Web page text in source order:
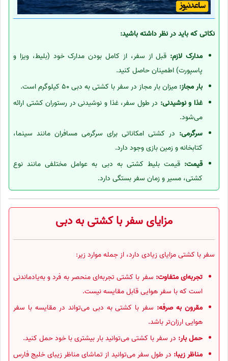
نکاتی که باید در نظر داشته باشید:
مدارک لازم: قبل از سفر، از کامل بودن مدارک خود (بلیط، ویزا و
پاسپورت) اطمینان حاصل کنید.
بار مجاز: میزان بار مجاز در سفر با کشتی به دبی 50 کیلوگرم است.
غذا و نوشیدنی: در طول سفر، غذا و نوشیدنی در رستوران کشتی ارائه
می‌شود.
سرگرمی: در کشتی امکاناتی برای سرگرمی مسافران مانند سینما،
کتابخانه و زمین بازی وجود دارد.
قیمت: قیمت بلیط کشتی به دبی به عوامل مختلفی مانند نوع
کشتی، مسیر و زمان سفر بستگی دارد.
مزایای سفر با کشتی به دبی
سفر با کشتی مزایای زیادی دارد، از جمله موارد زیر:
تجربه‌ای متفاوت: سفر با کشتی تجربه‌ای منحصر به فرد و به‌یادماندنی
است که با سفر هوایی قابل مقایسه نیست.
مقرون به صرفه: سفر با کشتی به دبی می‌تواند در مقایسه با سفر
هوایی ارزان‌تر باشد.
حمل بار: در سفر با کشتی می‌توانید بار بیشتری با خود حمل کنید.
مناظر زیبا: در طول سفر می‌توانید از تماشای مناظر زیبای خلیج فارس